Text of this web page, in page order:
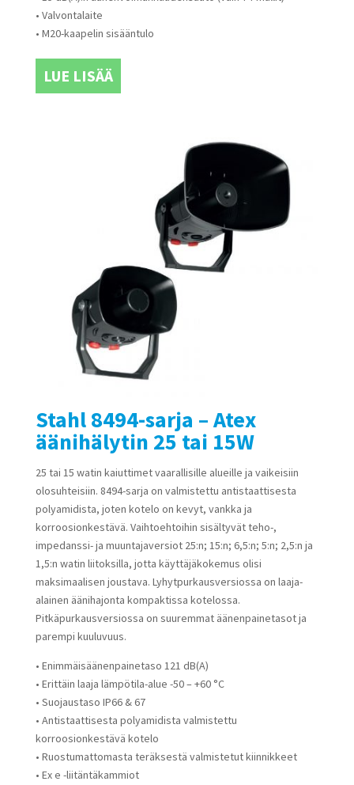
• Valvontalaite
• M20-kaapelin sisääntulo
LUE LISÄÄ
Stahl 8494-sarja – Atex
äänihälytin 25 tai 15W
25 tai 15 watin kaiuttimet vaarallisille alueille ja vaikeisiin
olosuhteisiin. 8494-sarja on valmistettu antistaattisesta
polyamidista, joten kotelo on kevyt, vankka ja
korroosionkestävä. Vaihtoehtoihin sisältyvät teho-,
impedanssi- ja muuntajaversiot 25:n; 15:n; 6,5:n; 5:n; 2,5:n ja
1,5:n watin liitoksilla, jotta käyttäjäkokemus olisi
maksimaalisen joustava. Lyhytpurkausversiossa on laaja-
alainen äänihajonta kompaktissa kotelossa.
Pitkäpurkausversiossa on suuremmat äänenpainetasot ja
parempi kuuluvuus.
• Enimmäisäänenpainetaso 121 dB(A)
• Erittäin laaja lämpötila-alue -50 – +60 °C
• Suojaustaso IP66 & 67
• Antistaattisesta polyamidista valmistettu
korroosionkestävä kotelo
• Ruostumattomasta teräksestä valmistetut kiinnikkeet
• Ex e -liitäntäkammiot